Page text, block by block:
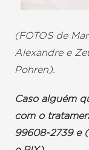
(FOTOS de
Alexandre e
Pohren).
Caso alguém
com o
99608-2739 e